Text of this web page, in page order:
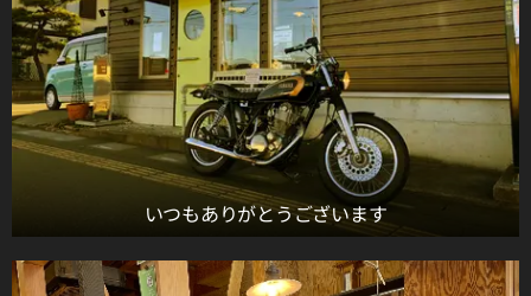
いつもありがとうございます